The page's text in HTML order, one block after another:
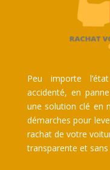
Peu importe
accidenté, en
une solution clé en
démarches pour
rachat de votre
transparente et